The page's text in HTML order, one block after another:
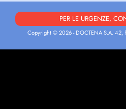
PER LE URGENZE,
Copyright © 2026 - DOCTENA S.A. 42,